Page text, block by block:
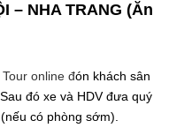
– NHA TRANG (Ăn
online đón khách sân
đó xe và HDV đưa quý
có phòng sớm).